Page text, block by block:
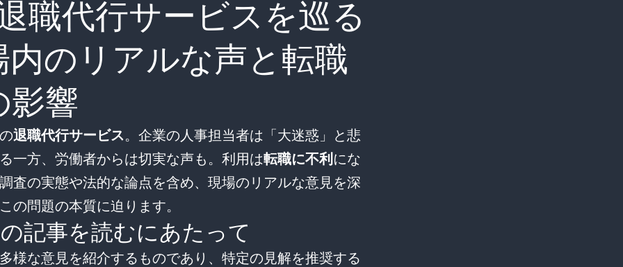
職代行サービスを巡る
内のリアルな声と転職
影響
退職代行サービス。企業の人事担当者は「大迷惑」と悲
一方、労働者からは切実な声も。利用は転職に不利 にな
査の実態や法的な論点を含め、現場のリアルな意見を深
の問題の本質に迫ります。
記事を読むにあたって
様な意見を紹介するものであり、特定の見解を推奨する